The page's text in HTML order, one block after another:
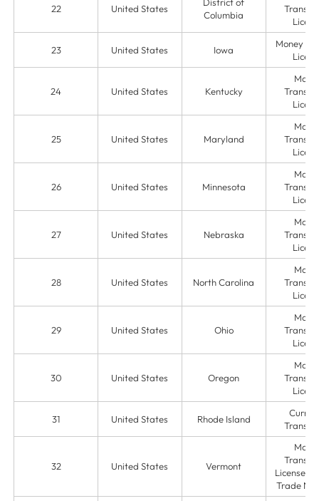
22 United States
Columbia
23 United States Iowa
Money
24 United States Kentucky
25 United States Maryland
26 United States Minnesota
27 United States Nebraska
28 United States North Carolina
29 United States Ohio
30 United States Oregon
31 United States Rhode Island
32 United States Vermont
License &
Trade